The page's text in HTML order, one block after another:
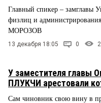
Главный спикер – замглавы
физлиц и
МОРОЗОВ
13 декабря 18:05 0
У заместителя главы
ПЛУКЧИ арестовали
Сам чиновник свою вину в